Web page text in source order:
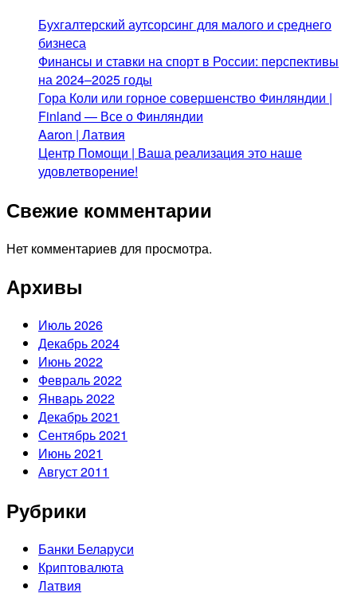
Бухгалтерский аутсорсинг для малого и среднего
бизнеса
Финансы и ставки на спорт в России: перспективы
на 2024–2025 годы
Гора Коли или горное совершенство Финляндии |
Finland — Все о Финляндии
Aaron | Латвия
Центр Помощи | Ваша реализация это наше
удовлетворение!
Свежие комментарии
Нет комментариев для просмотра.
Архивы
Июль 2026
Декабрь 2024
Июнь 2022
Февраль 2022
Январь 2022
Декабрь 2021
Сентябрь 2021
Июнь 2021
Август 2011
Рубрики
Банки Беларуси
Криптовалюта
Латвия